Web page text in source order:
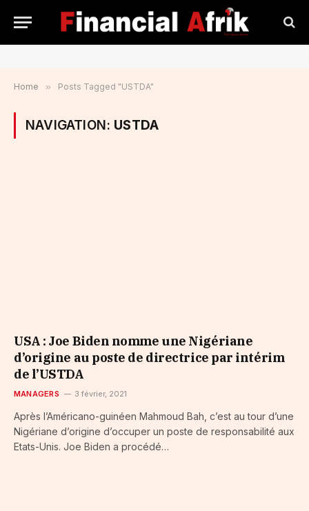
Home » Posts Tagged "USTDA"
NAVIGATION: USTDA
USA : Joe Biden nomme une Nigériane
d’origine au poste de directrice par intérim
de l’USTDA
MANAGERS 3 février, 2021
Après l’Américano-guinéen Mahmoud Bah, c’est au tour d’une
Nigériane d’origine d’occuper un poste de responsabilité aux
Etats-Unis. Joe Biden a procédé…